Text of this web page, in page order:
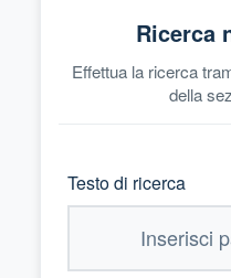
Ricerca
Effettua la ricerca
della
Testo di ricerca